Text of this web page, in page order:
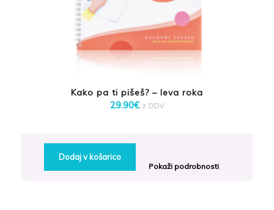
Kako pa ti pišeš? – leva roka
29.90€ z DDV
Dodaj v košarico
Pokaži podrobnosti